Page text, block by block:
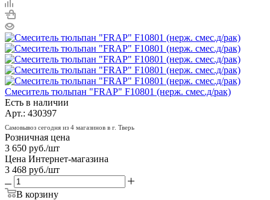
Смеситель тюльпан "FRAP" F10801 (нерж. смес.д/рак)
Есть в наличии
Арт.: 430397
Самовывоз сегодня из 4 магазинов в г. Тверь
Розничная цена
3 650 руб./шт
Цена Интернет-магазина
3 468 руб./шт
В корзину